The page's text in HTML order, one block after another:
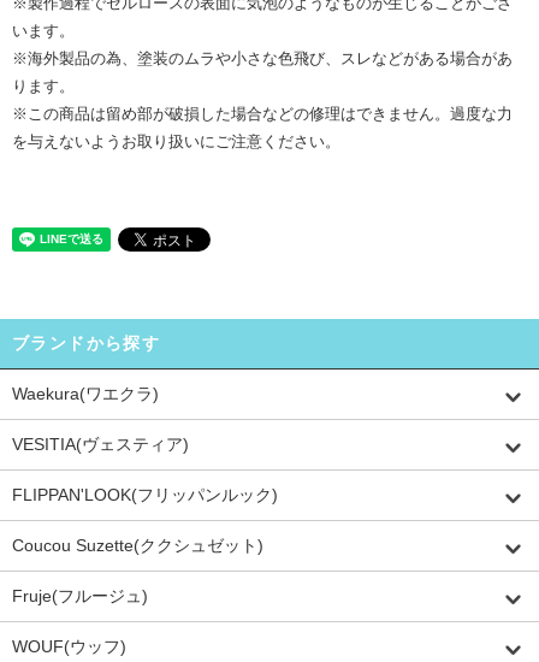
います。
※海外製品の為、塗装のムラや小さな色飛び、スレなどがある場合があ
ります。
※この商品は留め部が破損した場合などの修理はできません。過度な力
を与えないようお取り扱いにご注意ください。
ブランドから探す
Waekura(ワエクラ)
VESITIA(ヴェスティア)
FLIPPAN'LOOK(フリッパンルック)
Coucou Suzette(ククシュゼット)
Fruje(フルージュ)
WOUF(ウッフ)